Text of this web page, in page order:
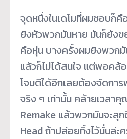
จุดหนึ่งในเดโมที่ผมชอบก็
ยิงหัวพวกมันหาย มันก็ยังข
คือหุ่น บางครั้งผมยิงพวกมั
แล้วก็ไม่ได้สนใจ แต่พอค
โจมตีได้อีกเลยต้องจัดกา
จริง ๆ เท่านั้น คล้ายเวลาคุ
Remake แล้วพวกมันจะลุ
Head ถ้าปล่อยทิ้งไว้นั่นล่ะ